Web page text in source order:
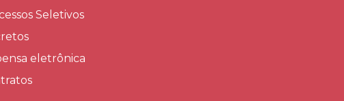
Seletivos
eletrônica